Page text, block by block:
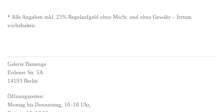
* Alle Angaben inkl. 25% Regelaufgeld ohne MwSt. und ohne Gewähr – Irrtum
vorbehalten.
Galerie Bassenge
Erdener Str. 5A
14193 Berlin
Öffnungszeiten:
Montag bis Donnerstag, 10–18 Uhr,